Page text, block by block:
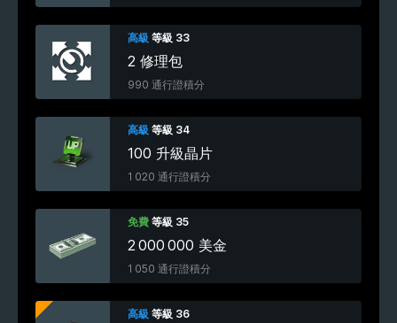
高級 等級 33
2 修理包
990 通行證積分
高級 等級 34
100 升級晶片
1 020 通行證積分
免費 等級 35
2 000 000 美金
1 050 通行證積分
高級 等級 36